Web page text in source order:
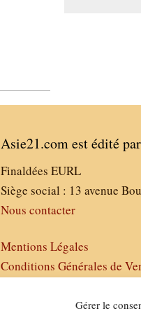
Gérer le
Asie21.com est édité
Finaldées EURL
Siège social : 13 avenue
Nous contacter
Mentions Légales
Conditions Générales de